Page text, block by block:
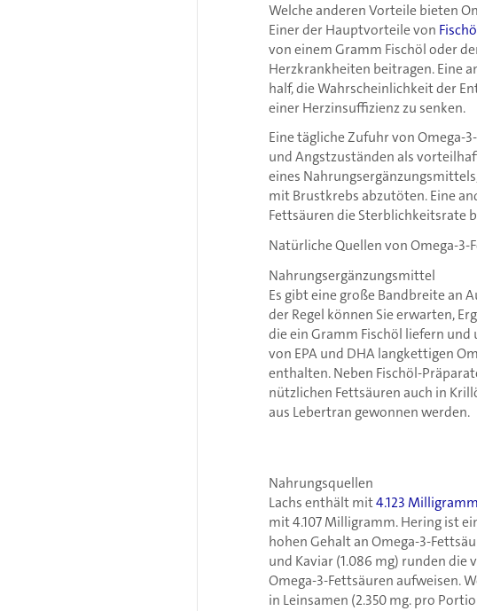
Welche anderen Vorteile bieten
Einer der Hauptvorteile von
von einem Gramm Fischöl oder
Herzkrankheiten beitragen. Eine
half, die Wahrscheinlichkeit der
einer Herzinsuffizienz zu senken.
Eine tägliche Zufuhr von Omega-
und Angstzuständen als
eines
mit Brustkrebs abzutöten. Eine
Fettsäuren die Sterblichkeitsrate
Natürliche Quellen von Omega-3-
Nahrungsergänzungsmittel
Es gibt eine große Bandbreite an
der Regel können Sie erwarten,
die ein Gramm Fischöl liefern
von EPA und DHA langkettigen
enthalten. Neben Fischöl-
nützlichen Fettsäuren auch in
aus Lebertran gewonnen werden.
Nahrungsquellen
Lachs enthält mit4.123
mit 4.107 Milligramm. Hering ist
hohen Gehalt an Omega-3-
und Kaviar (1.086 mg) runden die
Omega-3-Fettsäuren aufweisen.
in Leinsamen (2.350 mg. pro